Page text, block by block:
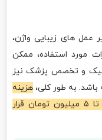
عمل های زیبایی واژن،
مورد استفاده، ممکن
و تخصص پزشک نیز
باشد. به طور کلی، هزینه
بوتاکس واژن ممکن است در محدوده ۳ تا ۵ میلیون تومان قرار